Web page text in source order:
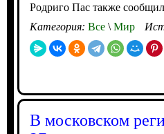
Родриго Пас также
Категория: Все \ Мир
В московском